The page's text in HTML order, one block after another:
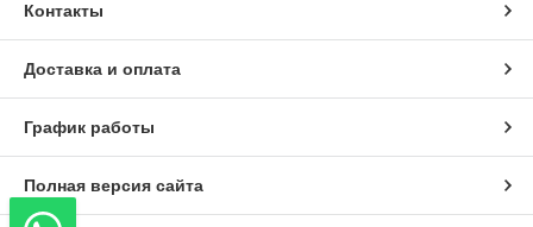
Контакты
Доставка и оплата
График работы
Полная версия сайта